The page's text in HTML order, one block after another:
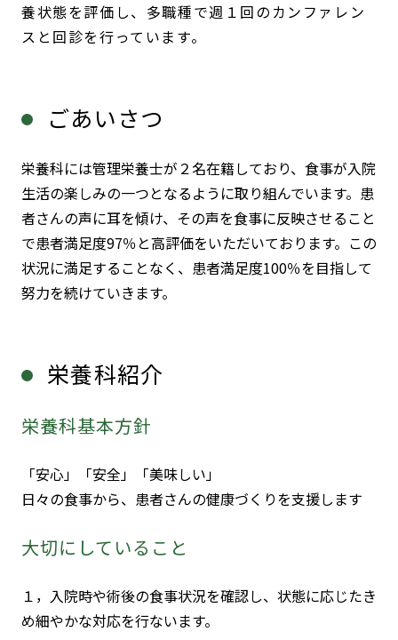
養状態を評価し、多職種で週１回のカンファレン
スと回診を行っています。
ごあいさつ
栄養科には管理栄養士が２名在籍しており、食事が入院
生活の楽しみの一つとなるように取り組んでいます。患
者さんの声に耳を傾け、その声を食事に反映させること
で患者満足度97％と高評価をいただいております。この
状況に満足することなく、患者満足度100％を目指して
努力を続けていきます。
栄養科紹介
栄養科基本方針
「安心」「安全」「美味しい」
日々の食事から、患者さんの健康づくりを支援します
大切にしていること
１，入院時や術後の食事状況を確認し、状態に応じたき
め細やかな対応を行ないます。